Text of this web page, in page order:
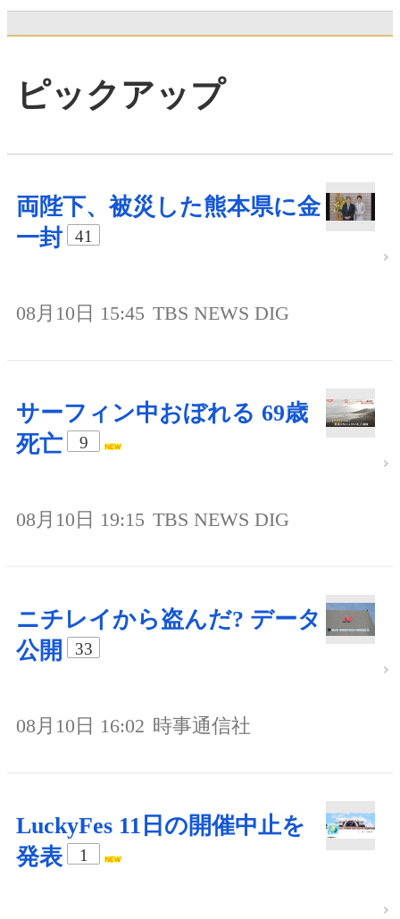
ピックアップ
両陛下、被災した熊本県に金
一封
41
08月10日 15:45 TBS NEWS DIG
サーフィン中おぼれる 69歳
死亡
9
08月10日 19:15 TBS NEWS DIG
ニチレイから盗んだ? データ
公開
33
08月10日 16:02 時事通信社
LuckyFes 11日の開催中止を
発表
1